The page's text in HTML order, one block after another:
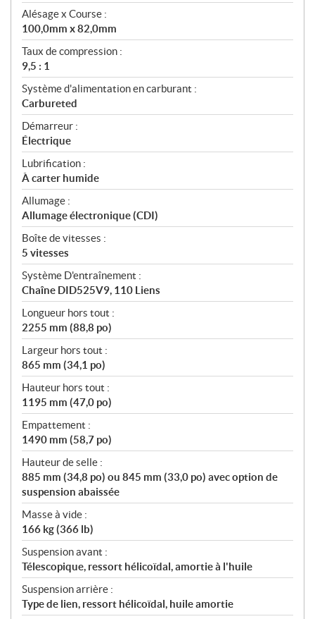
Alésage x Course :
100,0mm x 82,0mm
Taux de compression :
9,5 : 1
Système d'alimentation en carburant :
Carbureted
Démarreur :
Électrique
Lubrification :
À carter humide
Allumage :
Allumage électronique (CDI)
Boîte de vitesses :
5 vitesses
Système D'entraînement :
Chaîne DID525V9, 110 Liens
Longueur hors tout :
2255 mm (88,8 po)
Largeur hors tout :
865 mm (34,1 po)
Hauteur hors tout :
1195 mm (47,0 po)
Empattement :
1490 mm (58,7 po)
Hauteur de selle :
885 mm (34,8 po) ou 845 mm (33,0 po) avec option de
suspension abaissée
Masse à vide :
166 kg (366 lb)
Suspension avant :
Télescopique, ressort hélicoïdal, amortie à l'huile
Suspension arrière :
Type de lien, ressort hélicoïdal, huile amortie